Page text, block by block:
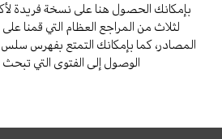
بإمكانك الحصول هنا على نسخة فريدة
لثلاث من المراجع العظام التي قمنا
المصادر، كما بإمكانك التمتع بفهرس
الوصول إلى الفتوى التي